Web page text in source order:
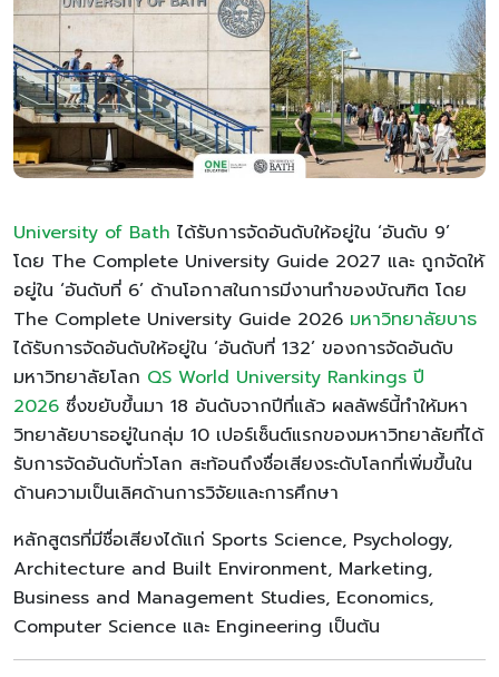
University of Bath ได้รับการจัดอันดับให้อยู่ใน ‘อันดับ 9’
โดย The Complete University Guide 2027 และ ถูกจัดให้
อยู่ใน ‘อันดับที่ 6’ ด้านโอกาสในการมีงานทำของบัณฑิต โดย
The Complete University Guide 2026 มหาวิทยาลัยบาธ
ได้รับการจัดอันดับให้อยู่ใน ‘อันดับที่ 132’ ของการจัดอันดับ
มหาวิทยาลัยโลก QS World University Rankings ปี
2026 ซึ่งขยับขึ้นมา 18 อันดับจากปีที่แล้ว ผลลัพธ์นี้ทำให้มหา
วิทยาลัยบาธอยู่ในกลุ่ม 10 เปอร์เซ็นต์แรกของมหาวิทยาลัยที่ได้
รับการจัดอันดับทั่วโลก สะท้อนถึงชื่อเสียงระดับโลกที่เพิ่มขึ้นใน
ด้านความเป็นเลิศด้านการวิจัยและการศึกษา
หลักสูตรที่มีชื่อเสียงได้แก่ Sports Science, Psychology,
Architecture and Built Environment, Marketing,
Business and Management Studies, Economics,
Computer Science และ Engineering เป็นต้น